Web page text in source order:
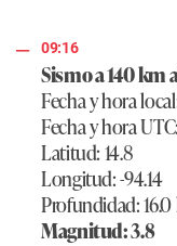
09:16
Sismo a 140 km
Fecha y hora
Fecha y hora
Latitud: 14.8
Longitud: -94.14
Profundidad:
Magnitud: 3.8